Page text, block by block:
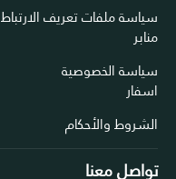
سياسة ملفات تعريف الارتباط
منابر
سياسة الخصوصية
اسفار
الشروط والأحكام
تواصل معنا